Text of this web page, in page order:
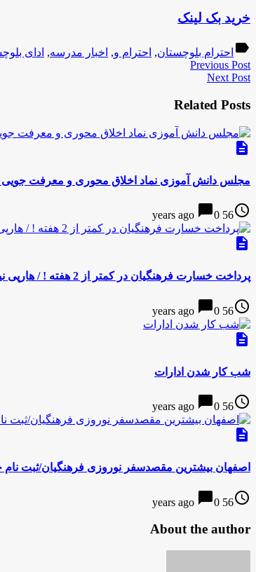
خرید بک لینک
label احترام بلوچستان, احترام و, اخبار مدرسه, ادای
Previous Post
Next Post
Related Posts
description
مجلس دانش آموزی نماد اخلاق محوری و معرفت جویی
access_time
56 years ago
chat_bubble0
description
پرداخت خسارت فرهنگیان در کمتر از 2 هفته ! / هارپی نیوز
access_time
56 years ago
chat_bubble0
description
شب کار شدن ادارات
access_time
56 years ago
chat_bubble0
description
اصفهان بیشترین مقصدسفر نوروزی فرهنگیان/ثبت نام حضوری
access_time
56 years ago
chat_bubble0
About the author